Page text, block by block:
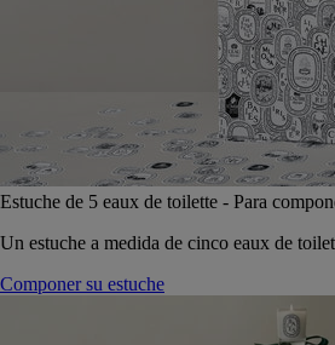
Estuche de 5 eaux de toilette - Para
Un estuche a medida de cinco eaux de
Componer su estuche